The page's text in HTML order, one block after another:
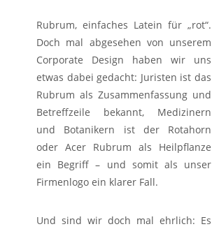
Rubrum, einfaches Latein für „rot“.
Doch mal abgesehen von unserem
Corporate Design haben wir uns
etwas dabei gedacht: Juristen ist das
Rubrum als Zusammenfassung und
Betreffzeile bekannt, Medizinern
und Botanikern ist der Rotahorn
oder Acer Rubrum als Heilpflanze
ein Begriff – und somit als unser
Firmenlogo ein klarer Fall.
Und sind wir doch mal ehrlich: Es